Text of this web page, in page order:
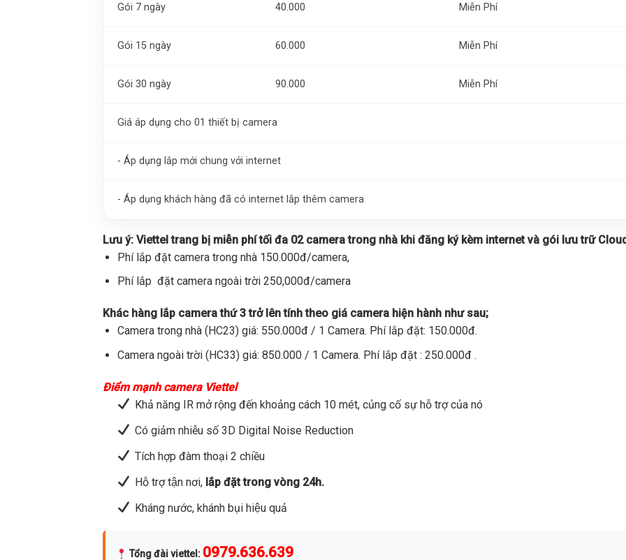
Gói 7 ngày 40.000 Miễn Phí
Gói 15 ngày 60.000 Miễn Phí
Gói 30 ngày 90.000 Miễn Phí
Giá áp dụng cho 01 thiết bị camera
- Áp dụng lắp mới chung với internet
- Áp dụng khách hàng đã có internet lắp thêm camera
Lưu ý: Viettel trang bị miễn phí tối đa 02 camera trong nhà khi đăng ký kèm internet và gói lưu trữ
Phí lắp đặt camera trong nhà 150.000đ/camera,
Phí lắp đặt camera ngoài trời 250,000đ/camera
Khác hàng lắp camera thứ 3 trở lên tính theo giá camera hiện hành như sau;
Camera trong nhà (HC23) giá: 550.000đ / 1 Camera. Phí lắp đặt: 150.000đ.
Camera ngoài trời (HC33) giá: 850.000 / 1 Camera. Phí lắp đặt : 250.000đ .
Điểm mạnh camera Viettel
Khả năng IR mở rộng đến khoảng cách 10 mét, củng cố sự hỗ trợ của nó
Có giảm nhiễu số 3D Digital Noise Reduction
Tích hợp đàm thoại 2 chiều
Hỗ trợ tận nơi,lắp đặt trong vòng 24h.
Kháng nước, khánh bụi hiệu quả
Tổng đài viettel : 0979.636.639